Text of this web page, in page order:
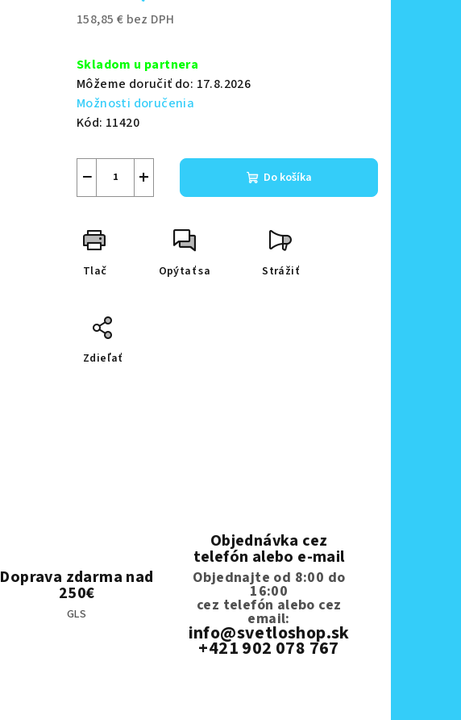
z158,85 € bez DPH
cena:
Skladom u partnera
Môžeme doručiť do: 17.8.2026
Možnosti doručenia
Kód: 11420
+
− Do košíka
Tlač Opýtať sa Strážiť
Zdieľať
Doprava zdarma nad
250€
GLS
Objednávka cez
telefón alebo e-mail
Objednajte od 8:00 do
16:00
cez telefón alebo cez
email:
info@svetloshop.sk
+421 902 078 767